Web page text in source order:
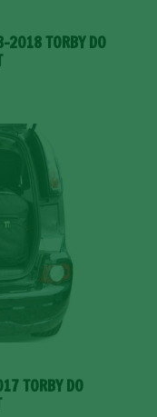
2018 TORBY DO
TORBY DO